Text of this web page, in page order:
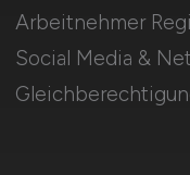
Arbeitnehmer
Social Media &